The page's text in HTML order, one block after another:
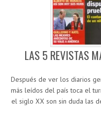
LAS 5 REVISTAS
Después de ver los diarios
más leídos del país toca el
el siglo XX son sin duda las